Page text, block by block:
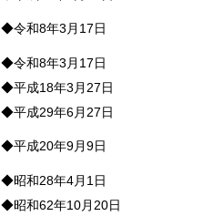
◆令和8年3月17日
◆令和8年3月17日
◆平成18年3月27日
◆平成29年6月27日
◆平成20年9月9日
◆昭和28年4月1日
◆昭和62年10月20日